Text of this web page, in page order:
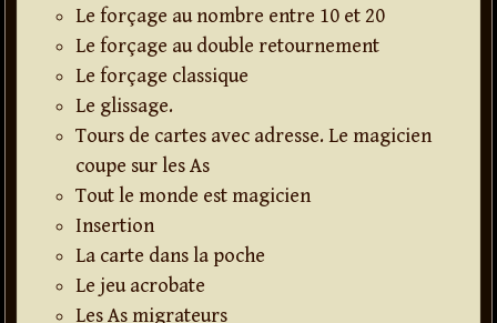
Le forçage au nombre entre 10 et 20
Le forçage au double retournement
Le forçage classique
Le glissage.
Tours de cartes avec adresse. Le magicien
coupe sur les As
Tout le monde est magicien
Insertion
La carte dans la poche
Le jeu acrobate
Les As migrateurs